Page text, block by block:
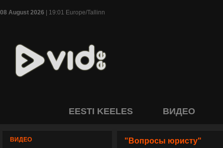
08 August 2026 | 19:01 Europe/Tallinn
EESTI KEELES ВИДЕО
ВИДЕО "Вопросы юристу"